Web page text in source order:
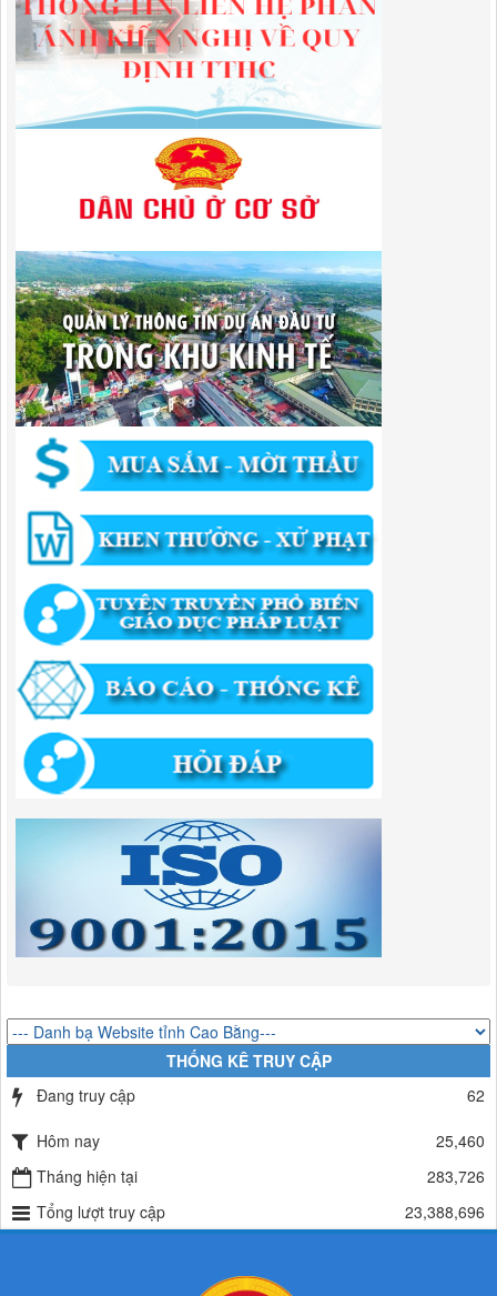
01/2026/NQ-HĐND
Nghị Quyết Quy định mức thu, chế độ thu, nộp, quản lý và sử dụng
Phí sử dụng công trình kết cấu hạ tầng, công trình dịch vụ, tiện ích
công cộng trong khu vực cửa khẩu trên địa bàn tỉnh Cao Bằng
Lượt xem:322 | lượt tải:112
Quyết Định Công bố danh mục thủ tục hành chính sửa đổi, bổ sung,
bãi bỏ trong lĩnh vực đầu tư theo phương thức đối tác công tư; đấu
thầu lựa chọn nhà đầu tư thuộc thẩm quyền giải quyết của Sở Tài
Lượt xem:308 | lượt tải:304
182/QĐ-BQLKKT
Quyết Định Công khai điều chỉnh, bổ sung Kế hoạch vốn đầu tư
công năm 2025
Lượt xem:461 | lượt tải:351
1174/QĐ-UBND
QUYẾT ĐỊNH Về việc công bố danh mục thủ tục HC được sửa đổi,bổ
sung và phê duyệt quy trình nội bộ giải quyết TTHC trong lĩnh vực
hoạt động xây dựng theo quy định phân quyền,phân cấp,phân định
thẩm quyền thuộc phạm vi giải quyết của Ban QLKKT
Lượt xem:438 | lượt tải:526
346/QĐ-UBND
QUYẾT ĐỊNH Về việc phê duyệt quy trình nội bộ giải quyết thủ tục
hành chính trong lĩnh vực khu công nghiệp, khu kinh tế thuộc thẩm
quyền giải quyết của Ban Quản lý Khu kinh tế tỉnh Cao Bằng
Lượt xem:516 | lượt tải:318
55/QĐ-BQLKKT
QUYẾT ĐỊNH Công khai điều chỉnh, bổ sung Kế hoạch vốn đầu tư
công năm 2025
Lượt xem:828 | lượt tải:422
294/QĐ-UBND
QUYẾT ĐỊNH Về việc phê duyệt quy trình nội bộ giải quyết thủ tục
hành chính trong lĩnh vực đầu tư tại Việt Nam thuộc thẩm quyền giải
quyết của Ban Quản lý Khu kinh tế tỉnh Cao Bằng
Lượt xem:675 | lượt tải:203
Quyết định về việc công bố danh mục thủ tục hành chính mới ban
hành trong lĩnh vực khu công nghiệp, khu kinh tế thuộc thẩm quyền
giải quyết của Ban Quản lý Khu kinh tế tỉnh Cao Bằng
314/QĐ-BQLKKT
QUYẾT ĐỊNH Về việc công bố công khai thu hồi dự toán chi ngân
Lượt xem:492 | lượt tải:338
225/QĐ-BQLKKT
QUYẾT ĐỊNH Về việc công bố công khai giao dự toán chi ngân sách
năm 2024
Lượt xem:604 | lượt tải:651
THỐNG KÊ TRUY CẬP
Đang truy cập
62
Hôm nay
25,460
Tháng hiện tại
283,726
Tổng lượt truy cập
23,388,696